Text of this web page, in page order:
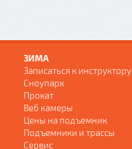
ЗИМА
Записаться к инструктору
Сноупарк
Прокат
Веб камеры
Цены на подъемник
Подъемники и трассы
Сервис